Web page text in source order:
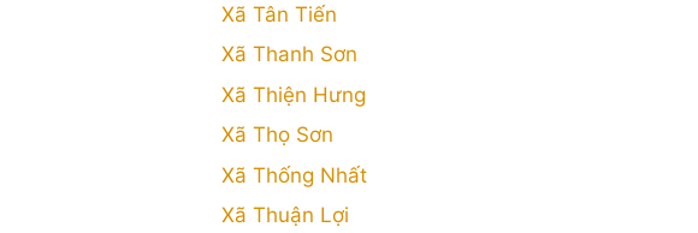
Xã Tân Tiến
Xã Thanh Sơn
Xã Thiện Hưng
Xã Thọ Sơn
Xã Thống Nhất
Xã Thuận Lợi